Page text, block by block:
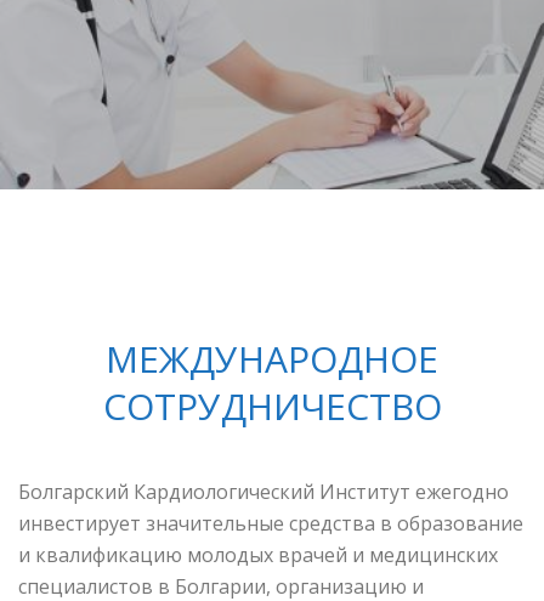
МЕЖДУНАРОДНОЕ
СОТРУДНИЧЕСТВО
Болгарский Кардиологический Институт ежегодно
инвестирует значительные средства в образование
и квалификацию молодых врачей и медицинских
специалистов в Болгарии, организацию и